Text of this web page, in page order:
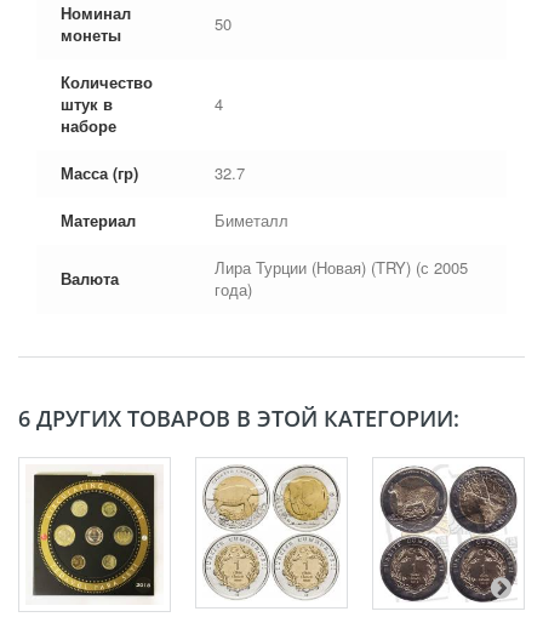
Номинал
монеты
50
Количество
штук в
наборе
4
Масса (гр) 32.7
Материал Биметалл
Валюта
Лира Турции (Новая) (TRY) (с 2005
года)
6 ДРУГИХ ТОВАРОВ В ЭТОЙ КАТЕГОРИИ: